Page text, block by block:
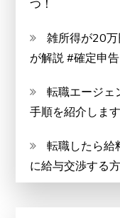
つ！
雑所得が20
が解説 #確定申
転職エージェ
手順を紹介します
転職したら給
に給与交渉する